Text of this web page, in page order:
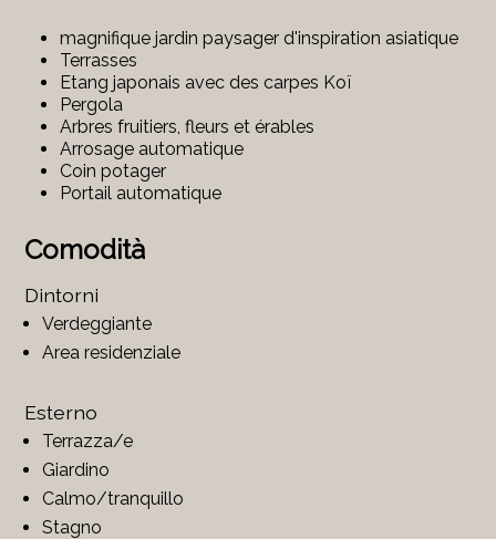
magnifique jardin paysager d'inspiration asiatique
Terrasses
Etang japonais avec des carpes Koï
Pergola
Arbres fruitiers, fleurs et érables
Arrosage automatique
Coin potager
Portail automatique
Comodità
Dintorni
Verdeggiante
Area residenziale
Esterno
Terrazza/e
Giardino
Calmo/tranquillo
Stagno